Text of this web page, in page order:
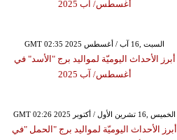
أغسطس/ آب 2025
GMT 02:35 2025 السبت ,16 آب / أغسطس
أبرز الأحداث اليوميّة لمواليد برج "الأسد" في
أغسطس/ آب 2025
GMT 02:26 2025 الخميس ,16 تشرين الأول / أكتوبر
أبرز الأحداث اليوميّة لمواليد برج "الحمل "في